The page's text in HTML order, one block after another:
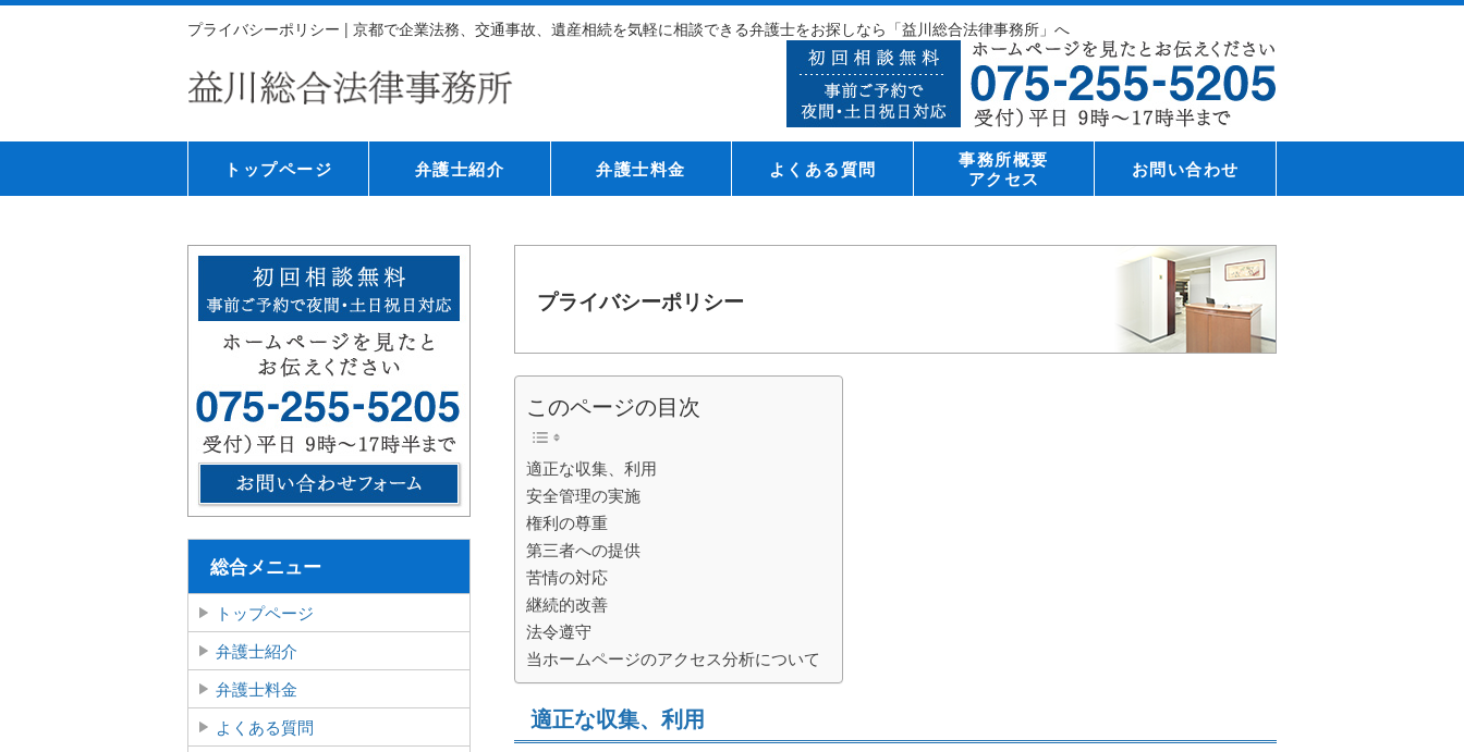
プライバシーポリシー | 京都で企業法務、交通事故、遺産相続を気軽に相談できる弁護士をお探しなら「益川総合法律事務所」へ
トップページ 弁護士紹介 弁護士料金 よくある質問
事務所概要
アクセス
お問い合わせ
プライバシーポリシー
このページの目次
適正な収集、利用
安全管理の実施
権利の尊重
第三者への提供
苦情の対応
継続的改善
法令遵守
当ホームページのアクセス分析について
適正な収集、利用
総合メニュー
トップページ
弁護士紹介
弁護士料金
よくある質問